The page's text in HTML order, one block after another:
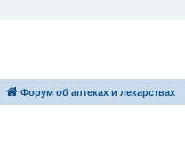
Форум об аптеках и лекарствах